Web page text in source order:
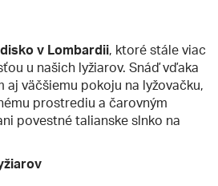
v Lombardii, ktoré stále viac
u našich lyžiarov. Snáď vďaka
aj väčšiemu pokoju na lyžovačku,
prostrediu a čarovným
povestné talianske slnko na